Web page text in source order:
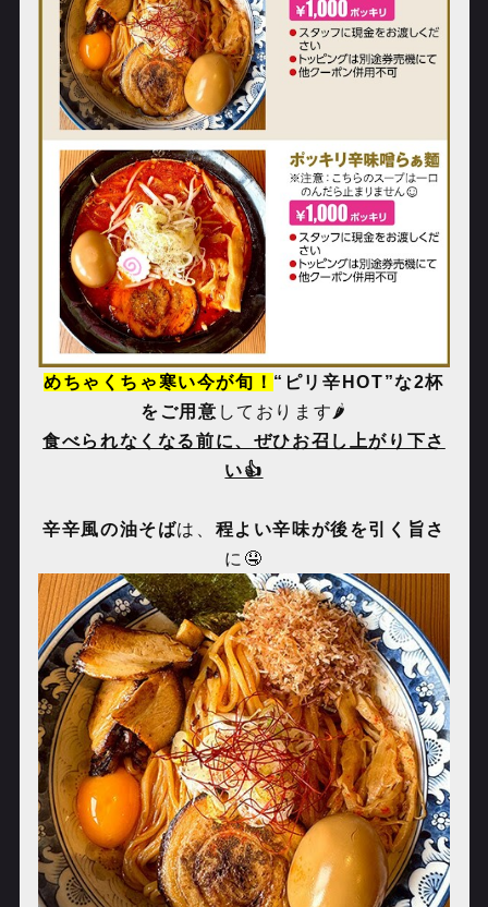
めちゃくちゃ寒い今が旬！ “ピリ辛 HOT”な2杯
をご用意 しております🌶️
食べられなくなる前に、ぜひお召し上がり下さ
い👍
辛辛風の油そばは、 程よい辛味が後を引く旨さ
に🤤